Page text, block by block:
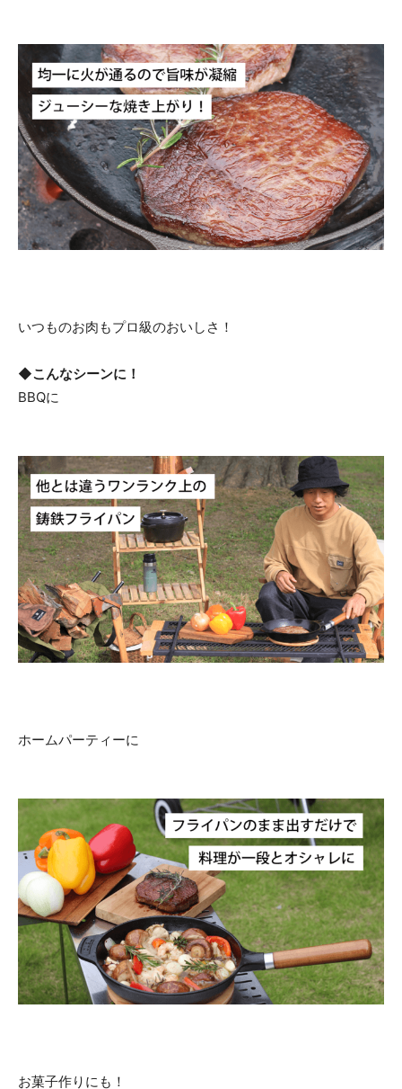
いつものお肉もプロ級のおいしさ！
◆こんなシーンに！
BBQに
ホームパーティーに
お菓子作りにも！